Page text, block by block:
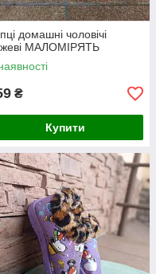
домашні чоловічі
МАЛОМІРЯТЬ
₴
Купити